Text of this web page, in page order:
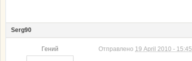
Serg90
Гений Отправлено 19 April 2010 - 15:45